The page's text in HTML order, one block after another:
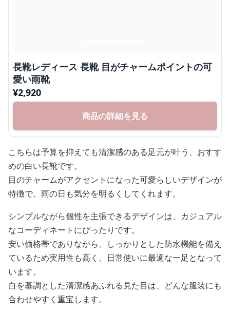
長靴レディース 長靴 目がチャームポイントの可
愛い雨靴
¥2,920
商品の詳細を見る
こちらは予算を抑えても清潔感のある足元が叶う、おすす
めの白い長靴です。
目のチャームがアクセントになった可愛らしいデザインが
特徴で、雨の日も気分を明るくしてくれます。
シンプルながら個性を主張できるデザインは、カジュアル
なコーディネートにぴったりです。
安い価格帯でありながら、しっかりとした防水機能を備え
ているため実用性も高く、日常使いに最適な一足となって
います。
白を基調とした清潔感あふれる見た目は、どんな服装にも
合わせやすく重宝します。